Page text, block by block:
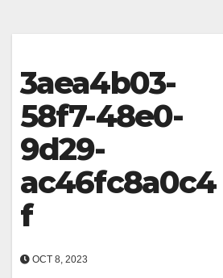
3aea4b03-
58f7-48e0-
9d29-
ac46fc8a0c4
f
OCT 8, 2023